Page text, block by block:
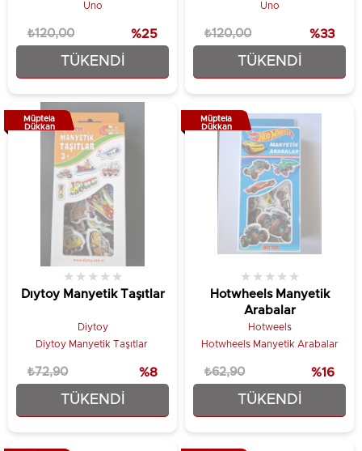
TÜKENDI
Uno
₺89,90
₺120,00 %25
TÜKENDI
Oyunu
Uno
₺79,90
₺120,00 %33
TÜKENDI
Dıytoy Manyetik Taşıtlar
★ ★ ★ ★ ★
Diytoy
Diytoy Manyetik Taşıtlar
₺66,90
₺72,90 %8
Müptela
Dükkan
TÜKENDI
Hotwheels Manyetik
Arabalar
★ ★ ★ ★ ★
Hotweels
Hotwheels Manyetik Arabalar
₺52,90
₺62,90 %16
Müptela
Dükkan